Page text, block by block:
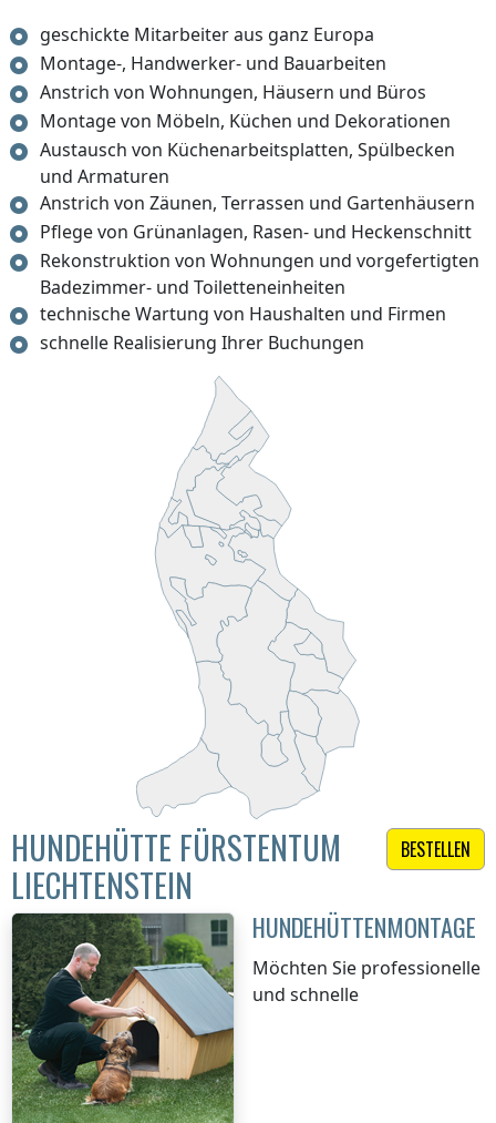
geschickte Mitarbeiter aus ganz Europa
Montage-, Handwerker- und Bauarbeiten
Anstrich von Wohnungen, Häusern und Büros
Montage von Möbeln, Küchen und Dekorationen
Austausch von Küchenarbeitsplatten, Spülbecken
und Armaturen
Anstrich von Zäunen, Terrassen und Gartenhäusern
Pflege von Grünanlagen, Rasen- und Heckenschnitt
Rekonstruktion von Wohnungen und vorgefertigten
Badezimmer- und Toiletteneinheiten
technische Wartung von Haushalten und Firmen
schnelle Realisierung Ihrer Buchungen
BESTELLEN
HUNDEHÜTTE FÜRSTENTUM
LIECHTENSTEIN
HUNDEHÜTTENMONTAGE
Möchten Sie professionelle
und schnelle